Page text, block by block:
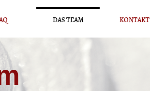
DAS TEAM KONTAKT